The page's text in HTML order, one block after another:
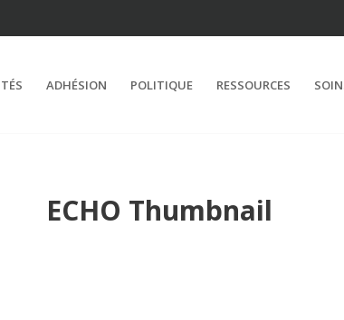
ADHÉSION POLITIQUE RESSOURCES
ECHO Thumbnail